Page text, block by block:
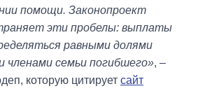
помощи. Законопроект
эти пробелы: выплаты
равными долями
членами семьи погибшего», –
которую цитирует сайт